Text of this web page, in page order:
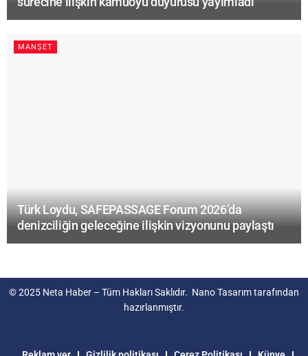
MANŞET
Türk Loydu, SAFEPASSAGE Forum 2026’da
denizciliğin geleceğine ilişkin vizyonunu paylaştı
© 2025 Neta Haber – Tüm Hakları Saklıdır. Nano Tasarımtarafından
hazırlanmıştır.